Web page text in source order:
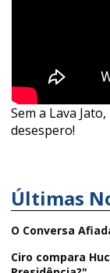
Sem a Lava
desespero!
Últimas
O Conversa
Ciro compara